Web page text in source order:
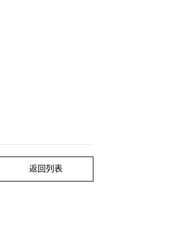
返回列表